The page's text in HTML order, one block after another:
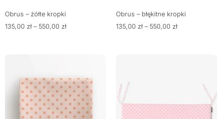
Obrus – żółte kropki
135,00 zł – 550,00 zł
Obrus – błękitne kropki
135,00 zł – 550,00 zł